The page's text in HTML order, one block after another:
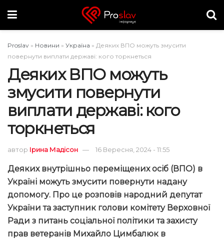
Proslav » Новини » Україна » Деяких ВПО можуть змусити
повернути виплати державі: кого торкнеться
Деяких ВПО можуть
змусити повернути
виплати державі: кого
торкнеться
автор Ірина Мадісон 16 Вересня, 2024 - 11:55
Деяких внутрішньо переміщених осіб (ВПО) в
Україні можуть змусити повернути надану
допомогу. Про це розповів народний депутат
України та заступник голови комітету Верховної
Ради з питань соціальної політики та захисту
прав ветеранів Михайло Цимбалюк в